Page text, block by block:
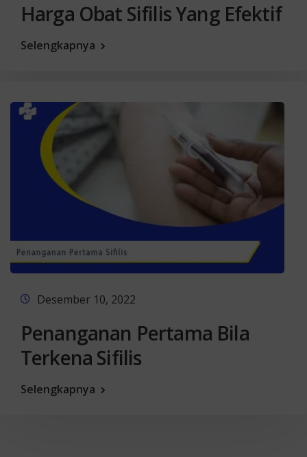
Harga Obat Sifilis Yang Efektif
Selengkapnya
Desember 10, 2022
Penanganan Pertama Bila
Terkena Sifilis
Selengkapnya